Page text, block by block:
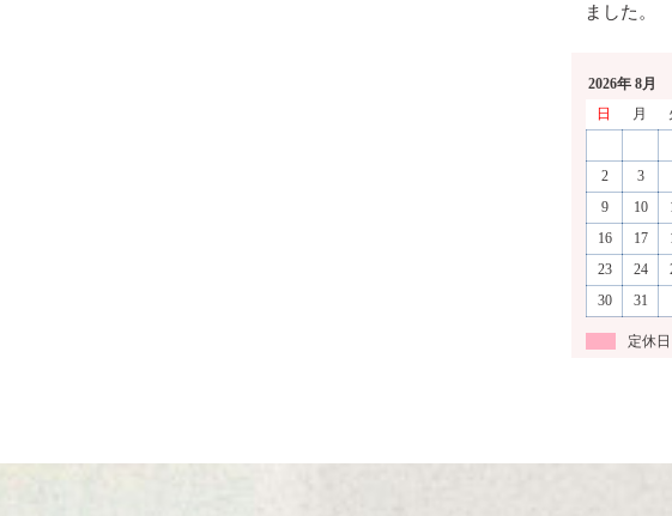
ました。
2026年 8月
日
月
2
3
9
10
16
17
23
24
30
31
定休